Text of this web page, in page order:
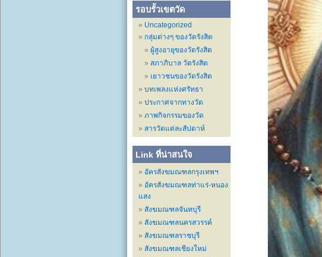
รอบรั้วเขตวัด
Uncategorized
กลุ่มต่างๆ ของวัดรังสิต
ผู้สูงอายุของวัดรังสิต
สภาภิบาล วัดรังสิต
เยาวชนของวัดรังสิต
บทเพลงแห่งศรัทธา
ประกาศจากทางวัด
ภาพกิจกรรมของวัด
สารวัดแต่ละสัปดาห์
Link ที่น่าสนใจ
อัครสังฆมณฑลกรุงเทพฯ
อัครสังฆมณฑลท่าแร่-หนอง
แสง
สังฆมณฑลจันทบุรี
สังฆมณฑลนครสวรรค์
สังฆมณฑลราชบุรี
สังฆมณฑลเชียงใหม่